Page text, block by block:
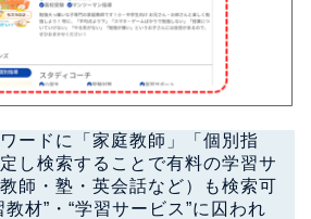
ードに「家庭教師」「個別指
し検索することで有料の学習サ
師・塾・英会話など）も検索可
材”・“学習サービス”に囚われ